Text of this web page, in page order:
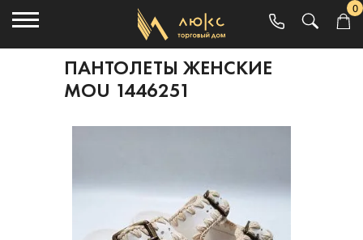
0
ПАНТОЛЕТЫ ЖЕНСКИЕ
MOU 1446251